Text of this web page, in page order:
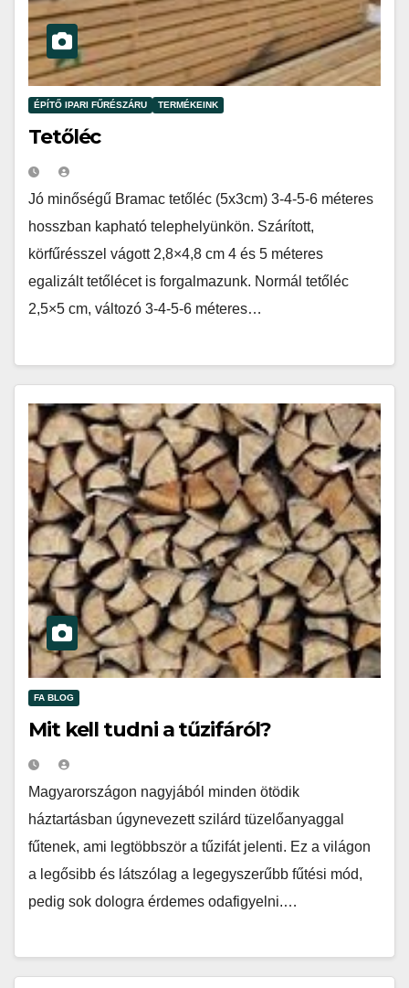
ÉPÍTŐ IPARI FŰRÉSZÁRU TERMÉKEINK
Tetőléc
Jó minőségű Bramac tetőléc (5x3cm) 3-4-5-6 méteres
hosszban kapható telephelyünkön. Szárított,
körfűrésszel vágott 2,8×4,8 cm 4 és 5 méteres
egalizált tetőlécet is forgalmazunk. Normál tetőléc
2,5×5 cm, változó 3-4-5-6 méteres…
FA BLOG
Mit kell tudni a tűzifáról?
Magyarországon nagyjából minden ötödik
háztartásban úgynevezett szilárd tüzelőanyaggal
fűtenek, ami legtöbbször a tűzifát jelenti. Ez a világon
a legősibb és látszólag a legegyszerűbb fűtési mód,
pedig sok dologra érdemes odafigyelni.…